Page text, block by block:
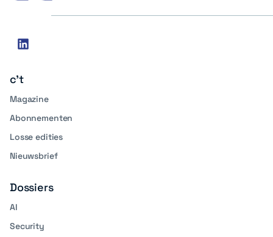
Social
linkedin
c't
Magazine
Abonnementen
Losse edities
Nieuwsbrief
Dossiers
AI
Security